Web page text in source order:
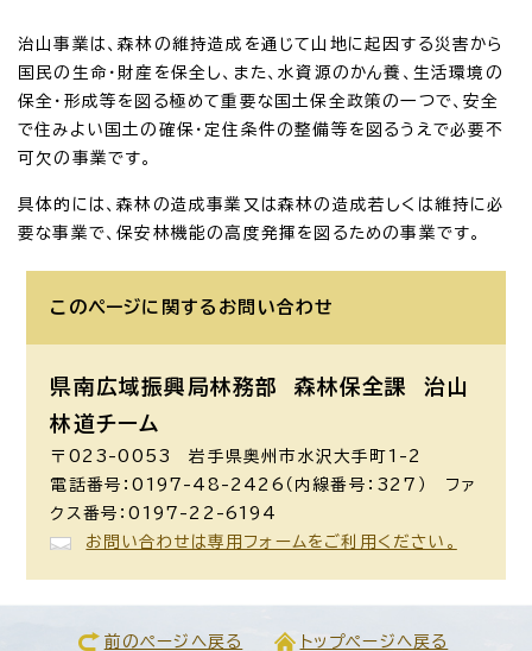
治山事業は、森林の維持造成を通じて山地に起因する災害から
国民の生命・財産を保全し、また、水資源のかん養、生活環境の
保全・形成等を図る極めて重要な国土保全政策の一つで、安全
で住みよい国土の確保・定住条件の整備等を図るうえで必要不
可欠の事業です。
具体的には、森林の造成事業又は森林の造成若しくは維持に必
要な事業で、保安林機能の高度発揮を図るための事業です。
このページに関する お問い合わせ
県南広域振興局林務部 森林保全課
治山
林道チーム
〒023-0053 岩手県奥州市水沢大手町1-2
電話番号：0197-48-2426（内線番号：327） ファ
クス番号：0197-22-6194
お問い合わせは専用フォームをご利用ください。
前のページへ戻る トップページへ戻る